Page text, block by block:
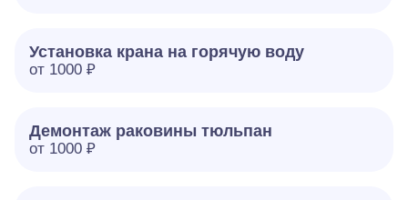
Установка крана на горячую воду
от 1000 ₽
Демонтаж раковины тюльпан
от 1000 ₽